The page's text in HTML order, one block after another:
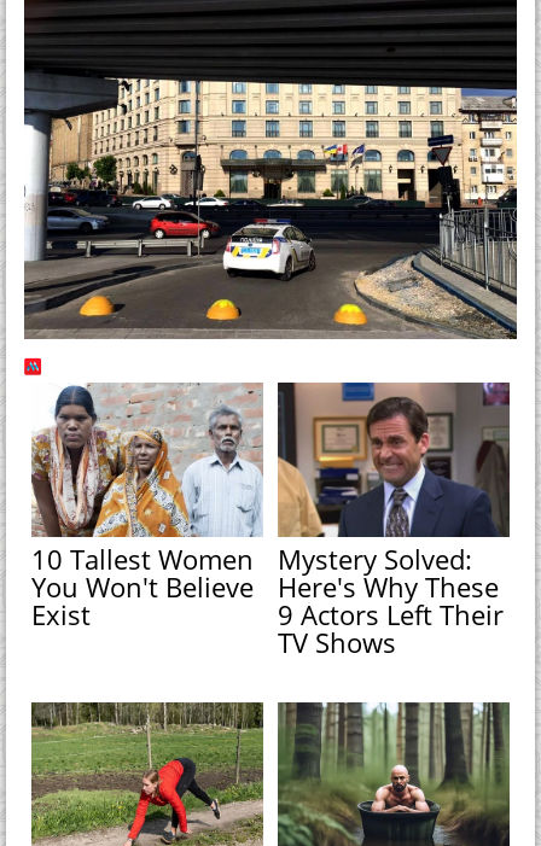
10 Tallest Women
You Won't Believe
Exist
Mystery Solved:
Here's Why These
9 Actors Left Their
TV Shows